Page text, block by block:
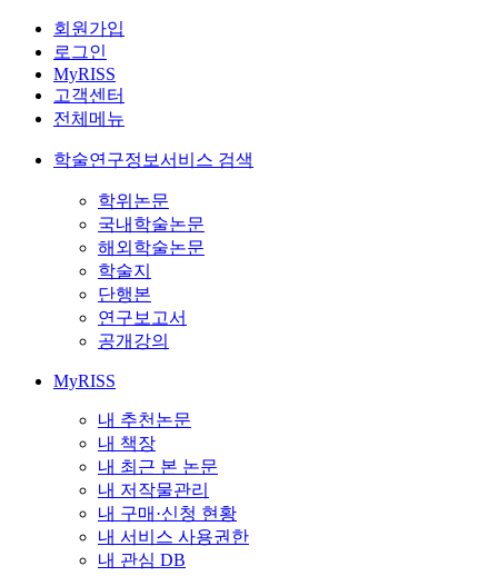
회원가입
로그인
MyRISS
고객센터
전체메뉴
학술연구정보서비스 검색
학위논문
국내학술논문
해외학술논문
학술지
단행본
연구보고서
공개강의
MyRISS
내 추천논문
내 책장
내 최근 본 논문
내 저작물관리
내 구매·신청 현황
내 서비스 사용권한
내 관심 DB